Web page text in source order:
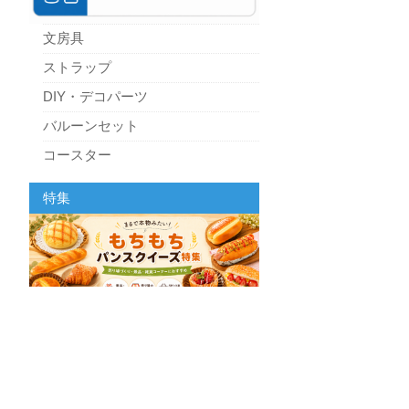
文房具
ストラップ
DIY・デコパーツ
バルーンセット
コースター
パーティーグッズ
キッチン
スクィーズ
特集